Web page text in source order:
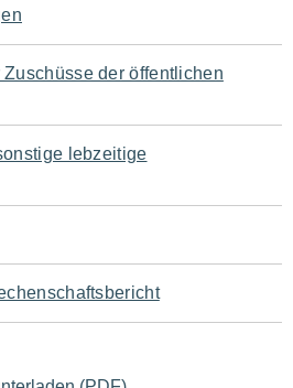
der öffentlichen
lebzeitige